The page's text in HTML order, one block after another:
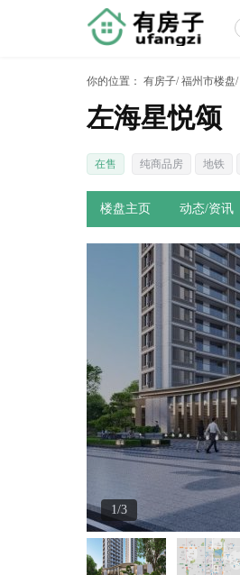
你的位置： 有房子/ 福州市楼盘/
左海星悦颂
在售 纯商品房 地铁
楼盘主页 动态/资讯
1/3